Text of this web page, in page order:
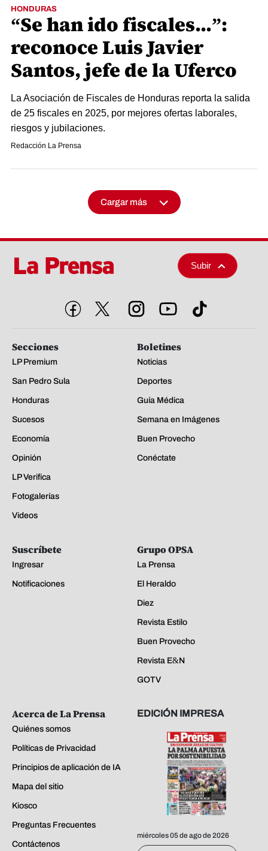
HONDURAS
“Se han ido fiscales...”:
reconoce Luis Javier
Santos, jefe de la Uferco
La Asociación de Fiscales de Honduras reporta la salida
de 25 fiscales en 2025, por mejores ofertas laborales,
riesgos y jubilaciones.
Redacción La Prensa
Cargar más
Subir
Secciones
LP Premium
San Pedro Sula
Honduras
Sucesos
Economía
Opinión
LP Verifica
Fotogalerías
Videos
Boletines
Noticias
Deportes
Guía Médica
Semana en Imágenes
Buen Provecho
Conéctate
Suscríbete
Ingresar
Notificaciones
Grupo OPSA
La Prensa
El Heraldo
Diez
Revista Estilo
Buen Provecho
Revista E&N
GOTV
Acerca de La Prensa
Quiénes somos
Políticas de Privacidad
Principios de aplicación de IA
Mapa del sitio
Kiosco
Preguntas Frecuentes
Contáctenos
EDICIÓN IMPRESA
miércoles 05 de ago de 2026